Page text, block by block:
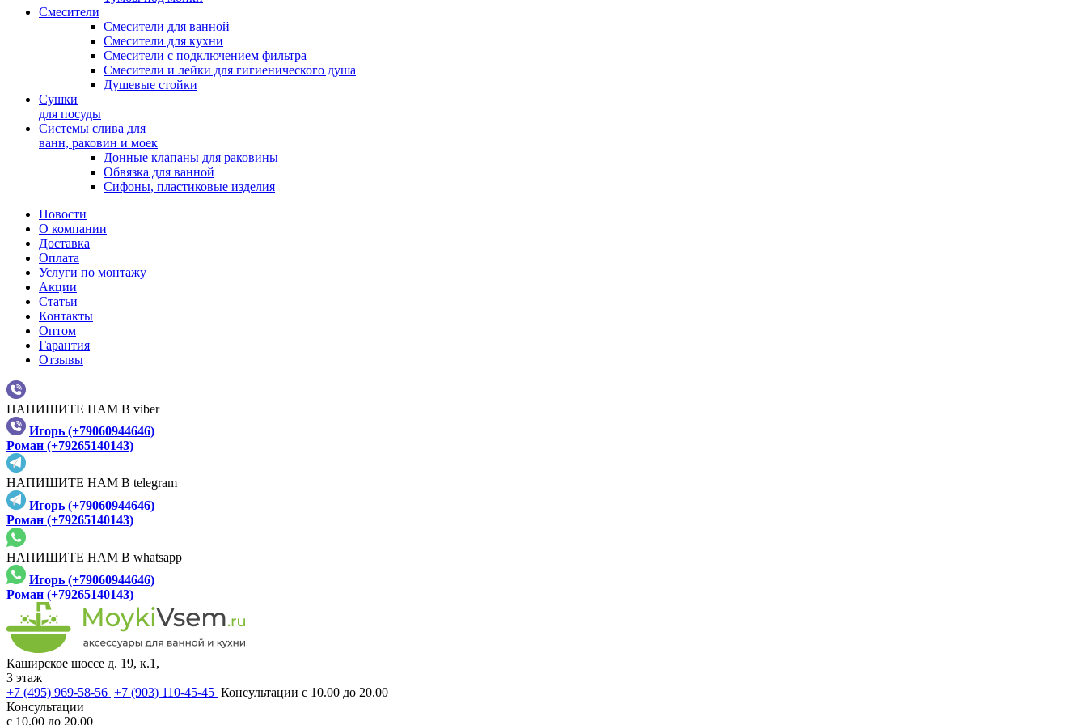
Смесители
Смесители для ванной
Смесители для кухни
Смесители с подключением фильтра
Cмесители и лейки для гигиенического душа
Душевые стойки
Сушки
для посуды
Системы слива для
ванн, раковин и моек
Донные клапаны для раковины
Обвязка для ванной
Сифоны, пластиковые изделия
Новости
О компании
Доставка
Оплата
Услуги по монтажу
Акции
Статьи
Контакты
Оптом
Гарантия
Отзывы
НАПИШИТЕ НАМ В viber
Игорь (+79060944646)
Роман (+79265140143)
НАПИШИТЕ НАМ В telegram
Игорь (+79060944646)
Роман (+79265140143)
НАПИШИТЕ НАМ В whatsapp
Игорь (+79060944646)
Роман (+79265140143)
Каширское шоссе д. 19, к.1,
3 этаж
+7 (495) 969-58-56 +7 (903) 110-45-45 Консультации с 10.00 до 20.00
Консультации
с 10.00 до 20.00